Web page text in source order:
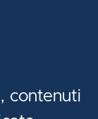
contenuti